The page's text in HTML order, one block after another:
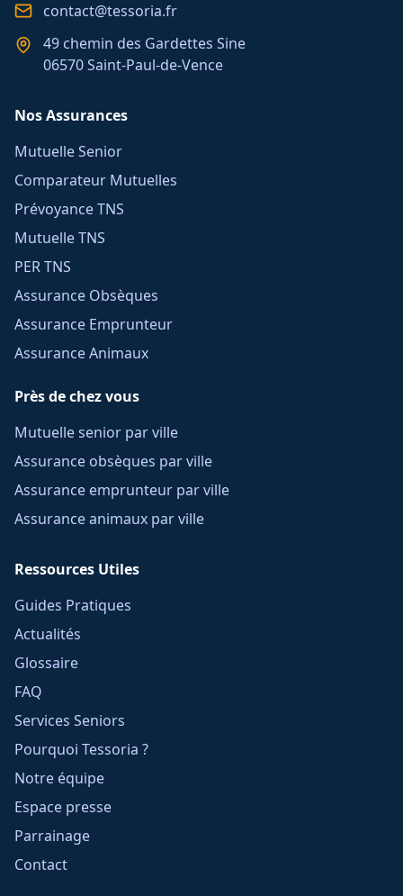
contact@tessoria.fr
49 chemin des Gardettes Sine
06570 Saint-Paul-de-Vence
Nos Assurances
Mutuelle Senior
Comparateur Mutuelles
Prévoyance TNS
Mutuelle TNS
PER TNS
Assurance Obsèques
Assurance Emprunteur
Assurance Animaux
Près de chez vous
Mutuelle senior par ville
Assurance obsèques par ville
Assurance emprunteur par ville
Assurance animaux par ville
Ressources Utiles
Guides Pratiques
Actualités
Glossaire
FAQ
Services Seniors
Pourquoi Tessoria ?
Notre équipe
Espace presse
Parrainage
Contact